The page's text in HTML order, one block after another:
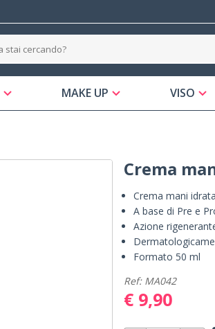
MAKE UP VISO
Crema
Crema mani
A base di Pre e
Azione
Formato 50 ml
Ref: MA042
€ 9,90